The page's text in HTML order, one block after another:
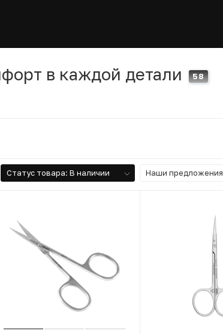
в каждой детали 58
Статус товара: В наличии Наши предложения